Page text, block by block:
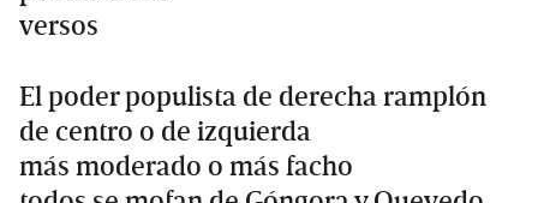
versos
El poder populista de derecha ramplón
de centro o de izquierda
más moderado o más facho